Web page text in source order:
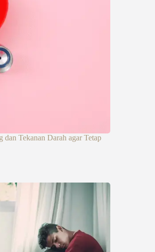
dan Tekanan Darah agar Tetap